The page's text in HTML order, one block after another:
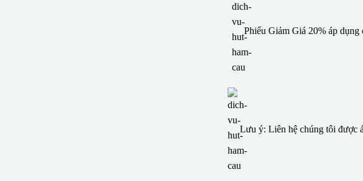
Phiếu Giảm Giá 20% áp dụng
Lưu ý: Liên hệ chúng tôi được